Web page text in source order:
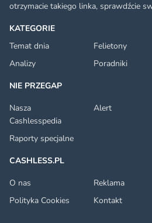
KATEGORIE
Temat dnia
Felietony
Analizy
Poradniki
NIE PRZEGAP
Nasza
Cashlesspedia
Alert
Raporty specjalne
CASHLESS.PL
O nas
Reklama
Polityka Cookies
Kontakt
otrzymacie takiego linka, sprawdźcie